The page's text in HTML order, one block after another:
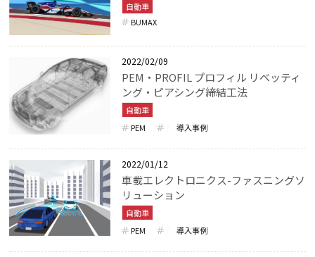
自動車
BUMAX
2022/02/09
PEM・PROFIL プロフィル リベッティ
ング・ピアシング締結工法
自動車
PEM
導入事例
2022/01/12
車載エレクトロニクス-ファスニングソ
リューション
自動車
PEM
導入事例